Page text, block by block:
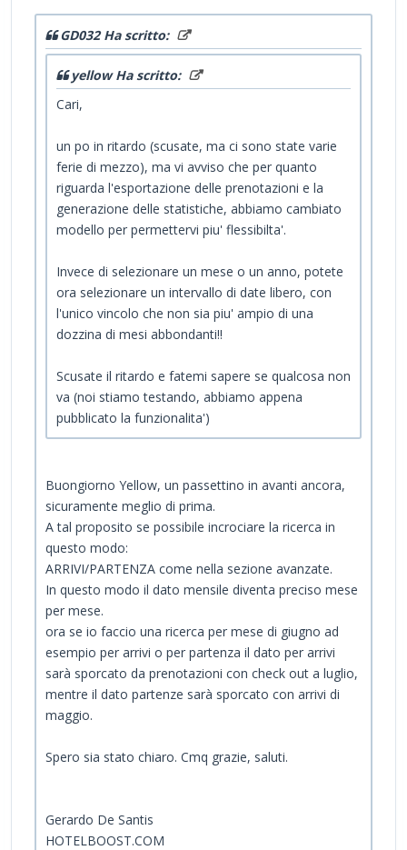
GD032 Ha scritto:
yellow Ha scritto:
Cari,
un po in ritardo (scusate, ma ci sono state varie
ferie di mezzo), ma vi avviso che per quanto
riguarda l'esportazione delle prenotazioni e la
generazione delle statistiche, abbiamo cambiato
modello per permettervi piu' flessibilta'.
Invece di selezionare un mese o un anno, potete
ora selezionare un intervallo di date libero, con
l'unico vincolo che non sia piu' ampio di una
dozzina di mesi abbondanti!!
Scusate il ritardo e fatemi sapere se qualcosa non
va (noi stiamo testando, abbiamo appena
pubblicato la funzionalita')
Buongiorno Yellow, un passettino in avanti ancora,
sicuramente meglio di prima.
A tal proposito se possibile incrociare la ricerca in
questo modo:
ARRIVI/PARTENZA come nella sezione avanzate.
In questo modo il dato mensile diventa preciso mese
per mese.
ora se io faccio una ricerca per mese di giugno ad
esempio per arrivi o per partenza il dato per arrivi
sarà sporcato da prenotazioni con check out a luglio,
mentre il dato partenze sarà sporcato con arrivi di
maggio.
Spero sia stato chiaro. Cmq grazie, saluti.
Gerardo De Santis
HOTELBOOST.COM